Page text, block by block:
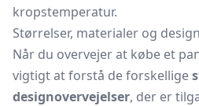
kropstemperatur.
Størrelser, materialer og
Når du overvejer at købe et
vigtigt at forstå de forskellige
designovervejelser, der er